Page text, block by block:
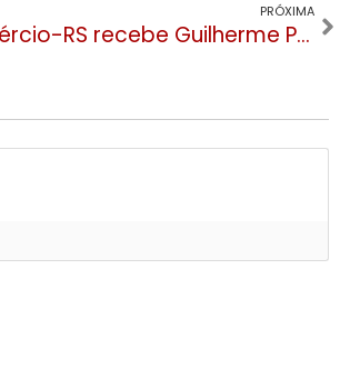
PRÓXIMA
Fecomércio-RS recebe Guilherme Paulus para debater a retomada do turismo gaúcho